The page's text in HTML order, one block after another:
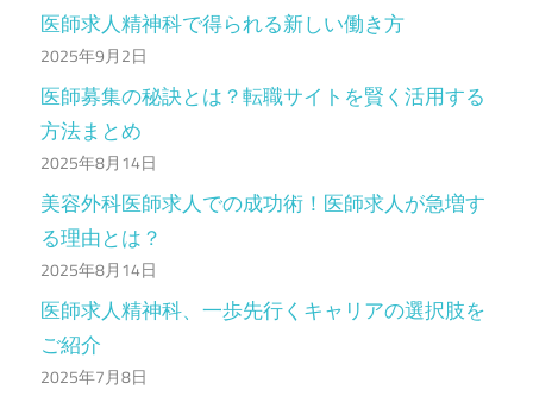
医師求人精神科で得られる新しい働き方
2025年9月2日
医師募集の秘訣とは？転職サイトを賢く活用する
方法まとめ
2025年8月14日
美容外科医師求人での成功術！医師求人が急増す
る理由とは？
2025年8月14日
医師求人精神科、一歩先行くキャリアの選択肢を
ご紹介
2025年7月8日